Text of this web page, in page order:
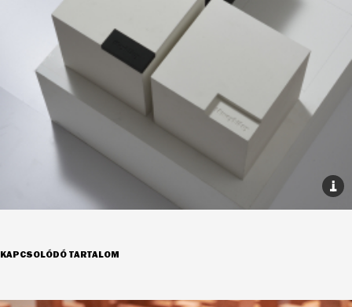
KAPCSOLÓDÓ TARTALOM